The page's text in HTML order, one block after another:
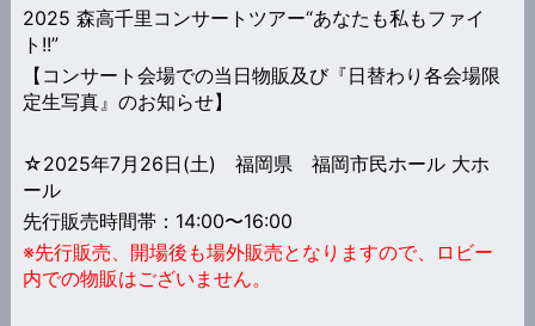
2025 森高千里コンサートツアー“あなたも私もファイ
ト!!”
【コンサート会場での当日物販及び『日替わり各会場限
定生写真』のお知らせ】
☆2025年7月26日(土) 福岡県 福岡市民ホール 大ホ
ール
先行販売時間帯：14:00〜16:00
※先行販売、開場後も場外販売となりますので、ロビー
内での物販はございません。